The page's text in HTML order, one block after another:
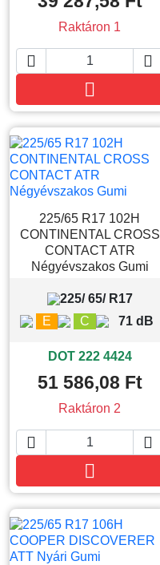
Raktáron 1
 

225/65 R17 102H
CONTINENTAL CROSS
CONTACT ATR
Négyévszakos Gumi
225/ 65/ R17
E
C 71 dB
DOT 222 4424
51 586,08 Ft
Raktáron 2
 
